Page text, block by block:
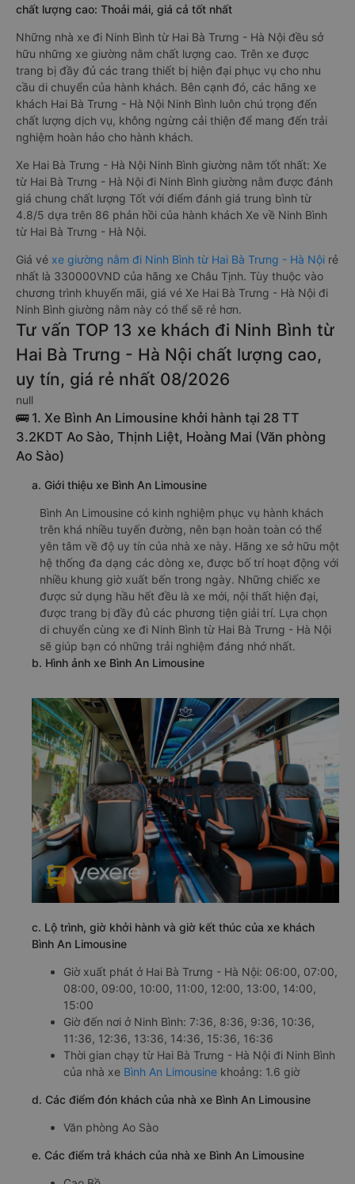
chất lượng cao: Thoải mái, giá cả tốt nhất
Những nhà xe đi Ninh Bình từ Hai Bà Trưng - Hà Nội đều sở
hữu những xe giường nằm chất lượng cao. Trên xe được
trang bị đầy đủ các trang thiết bị hiện đại phục vụ cho nhu
cầu di chuyển của hành khách. Bên cạnh đó, các hãng xe
khách Hai Bà Trưng - Hà Nội Ninh Bình luôn chú trọng đến
chất lượng dịch vụ, không ngừng cải thiện để mang đến trải
nghiệm hoàn hảo cho hành khách.
Xe Hai Bà Trưng - Hà Nội Ninh Bình giường nằm tốt nhất: Xe
từ Hai Bà Trưng - Hà Nội đi Ninh Bình giường nằm được đánh
giá chung chất lượng Tốt với điểm đánh giá trung bình từ
4.8/5 dựa trên 86 phản hồi của hành khách Xe về Ninh Bình
từ Hai Bà Trưng - Hà Nội.
Giá vé xe giường nằm đi Ninh Bình từ Hai Bà Trưng - Hà Nội rẻ
nhất là 330000VND của hãng xe Châu Tịnh. Tùy thuộc vào
chương trình khuyến mãi, giá vé Xe Hai Bà Trưng - Hà Nội đi
Ninh Bình giường nằm này có thể sẽ rẻ hơn.
Tư vấn TOP 13 xe khách đi Ninh Bình từ
Hai Bà Trưng - Hà Nội chất lượng cao,
uy tín, giá rẻ nhất 08/2026
null
🚌 1. Xe Bình An Limousine khởi hành tại 28 TT
3.2KDT Ao Sào, Thịnh Liệt, Hoàng Mai (Văn phòng
Ao Sào)
a. Giới thiệu xe Bình An Limousine
Bình An Limousine có kinh nghiệm phục vụ hành khách
trên khá nhiều tuyến đường, nên bạn hoàn toàn có thể
yên tâm về độ uy tín của nhà xe này. Hãng xe sở hữu một
hệ thống đa dạng các dòng xe, được bố trí hoạt động với
nhiều khung giờ xuất bến trong ngày. Những chiếc xe
được sử dụng hầu hết đều là xe mới, nội thất hiện đại,
được trang bị đầy đủ các phương tiện giải trí. Lựa chọn
di chuyển cùng xe đi Ninh Bình từ Hai Bà Trưng - Hà Nội
sẽ giúp bạn có những trải nghiệm đáng nhớ nhất.
b. Hình ảnh xe Bình An Limousine
c. Lộ trình, giờ khởi hành và giờ kết thúc của xe khách
Bình An Limousine
Giờ xuất phát ở Hai Bà Trưng - Hà Nội: 06:00, 07:00,
08:00, 09:00, 10:00, 11:00, 12:00, 13:00, 14:00,
15:00
Giờ đến nơi ở Ninh Bình: 7:36, 8:36, 9:36, 10:36,
11:36, 12:36, 13:36, 14:36, 15:36, 16:36
Thời gian chạy từ Hai Bà Trưng - Hà Nội đi Ninh Bình
của nhà xe Bình An Limousine khoảng: 1.6 giờ
d. Các điểm đón khách của nhà xe Bình An Limousine
Văn phòng Ao Sào
e. Các điểm trả khách của nhà xe Bình An Limousine